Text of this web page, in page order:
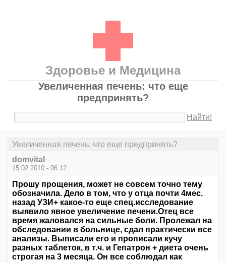
Здоровье и Медицина
Увеличенная печень: что еще
предпринять?
Найти!
Увеличенная печень: что еще предпринять?
domvital
15.02.2010 - 06:12
Прошу прощения, может не совсем точно тему
обозначила. Дело в том, что у отца почти 4мес.
назад УЗИ+ какое-то еще спец.исследование
выявило явное увеличение печени.Отец все
время жаловался на сильные боли. Пролежал на
обследовании в больнице, сдал практически все
анализы. Выписали его и прописали кучу
разных таблеток, в т.ч. и Гепатрон + диета очень
строгая на 3 месяца. Он все соблюдал как